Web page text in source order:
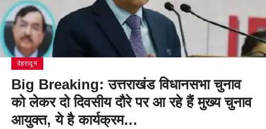
देहरादून
Big Breaking: उत्तराखंड विधानसभा चुनाव
को लेकर दो दिवसीय दौरे पर आ रहे हैं मुख्य चुनाव
आयुक्त, ये है कार्यक्रम…